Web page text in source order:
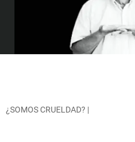
¿SOMOS CRUELDAD? |